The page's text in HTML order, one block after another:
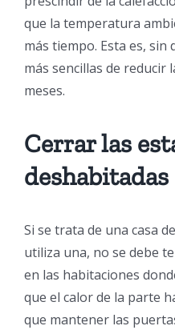
que la temperatura
más tiempo. Esta es, sin
más sencillas de reducir
meses.
Cerrar las
deshabitadas
Si se trata de una casa
utiliza una, no se debe
en las habitaciones
que el calor de la parte
que mantener las